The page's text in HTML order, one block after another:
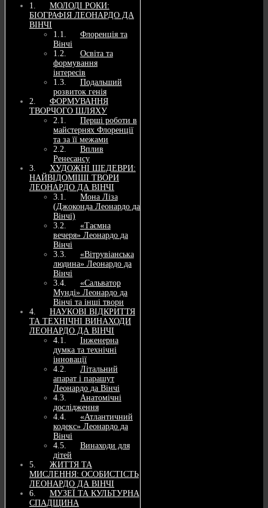
МОЛОДІ РОКИ:
БІОГРАФІЯ ЛЕОНАРДО ДА
ВІНЧІ
Флоренція та
Вінчі
Освіта та
формування
інтересів
Подальший
розвиток генія
ФОРМУВАННЯ
ТВОРЧОГО ШЛЯХУ
Перші роботи в
майстернях Флоренції
та за її межами
Вплив
Ренесансу
ХУДОЖНІ ШЕДЕВРИ:
НАЙВІДОМІШІ ТВОРИ
ЛЕОНАРДО ДА ВІНЧІ
Мона Ліза
(Джоконда Леонардо да
Вінчі)
«Таємна
вечеря» Леонардо да
Вінчі
«Вітрувіанська
людина» Леонардо да
Вінчі
«Сальватор
Мунді» Леонардо да
Вінчі та інші твори
НАУКОВІ ВІДКРИТТЯ
ТА ТЕХНІЧНІ ВИНАХОДИ
ЛЕОНАРДО ДА ВІНЧІ
Інженерна
думка та технічні
інновації
Літальний
апарат і парашут
Леонардо да Вінчі
Анатомічні
дослідження
«Атлантичний
кодекс» Леонардо да
Вінчі
Винаходи для
дітей
ЖИТТЯ ТА
МИСЛЕННЯ: ОСОБИСТІСТЬ
ЛЕОНАРДО ДА ВІНЧІ
МУЗЕЇ ТА КУЛЬТУРНА
СПАДЩИНА